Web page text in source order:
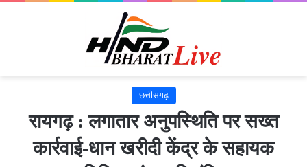
छत्तीसगढ़
रायगढ़ : लगातार अनुपस्थिति पर सख्त
कार्रवाई-धान खरीदी केंद्र के सहायक